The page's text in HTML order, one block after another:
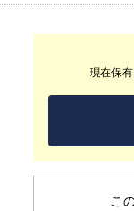
現在保
こ